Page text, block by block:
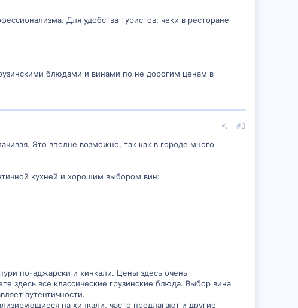
Для удобства туристов, чеки в ресторане
блюдами и винами по не дорогим ценам в
#3
Это вполне возможно, так как в городе много
кухней и хорошим выбором вин:
по-аджарски и хинкали. Цены здесь очень
здесь все классические грузинские блюда. Выбор вина
аутентичности.
на хинкали, часто предлагают и другие